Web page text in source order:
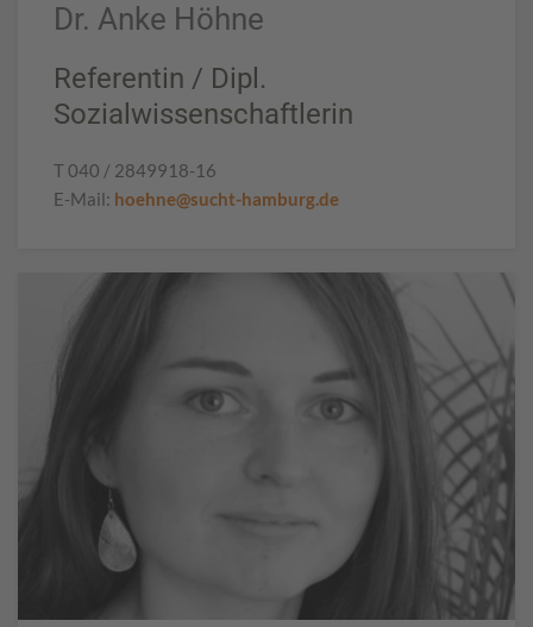
Dr. Anke Höhne
Referentin / Dipl.
Sozialwissenschaftlerin
T 040 / 2849918-16
E-Mail: hoehne@sucht-hamburg.de